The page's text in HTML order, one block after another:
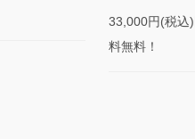
33,000円(税込
料無料！